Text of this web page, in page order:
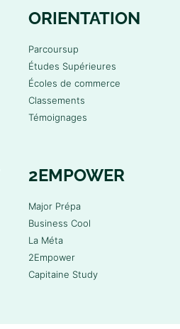
ORIENTATION
Parcoursup
Études Supérieures
Écoles de commerce
Classements
Témoignages
2EMPOWER
Major Prépa
Business Cool
La Méta
2Empower
Capitaine Study